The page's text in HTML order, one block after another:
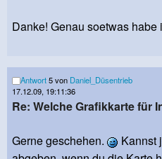
Danke! Genau soetwas habe
Antwort5 von Daniel_Düsentrieb
17.12.09, 19:11:36
Re: Welche Grafikkarte für
Gerne geschehen.
Kannst